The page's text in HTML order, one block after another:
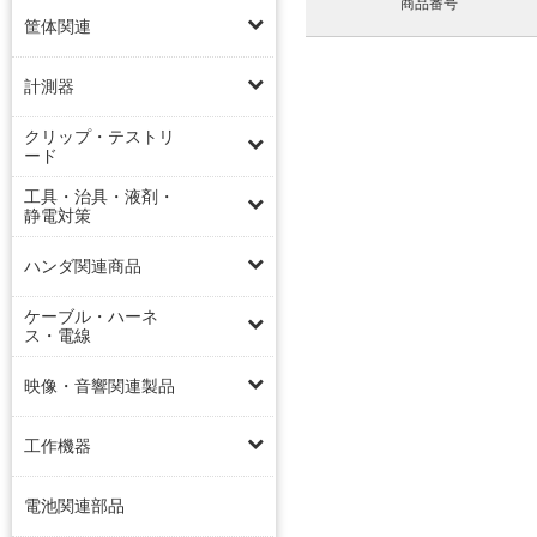
筐体関連
計測器
クリップ・テストリ
ード
工具・治具・液剤・
静電対策
ハンダ関連商品
ケーブル・ハーネ
ス・電線
映像・音響関連製品
工作機器
電池関連部品